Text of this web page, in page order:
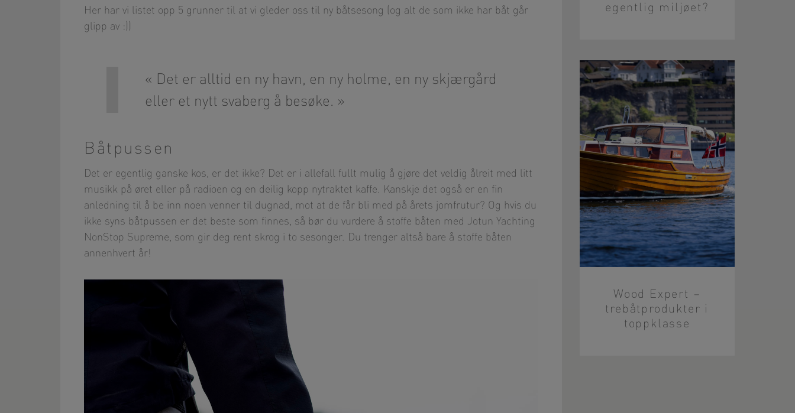
Her har vi listet opp 5 grunner til at vi gleder oss til ny båtsesong (og alt de som ikke har båt går
glipp av :))
Det er alltid en ny havn, en ny holme, en ny skjærgård
eller et nytt svaberg å besøke.
Båtpussen
Det er egentlig ganske kos, er det ikke? Det er i allefall fullt mulig å gjøre det veldig ålreit med litt
musikk på øret eller på radioen og en deilig kopp nytraktet kaffe. Kanskje det også er en fin
anledning til å be inn noen venner til dugnad, mot at de får bli med på årets jomfrutur? Og hvis du
ikke syns båtpussen er det beste som finnes, så bør du vurdere å stoffe båten med Jotun Yachting
NonStop Supreme, som gir deg rent skrog i to sesonger. Du trenger altså bare å stoffe båten
annenhvert år!
egentlig miljøet?
Wood Expert –
trebåtprodukter i
toppklasse